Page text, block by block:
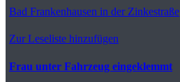
Bad Frankenhausen in der Zinkestraße
Zur Leseliste hinzufügen
Frau unter Fahrzeug eingeklemmt